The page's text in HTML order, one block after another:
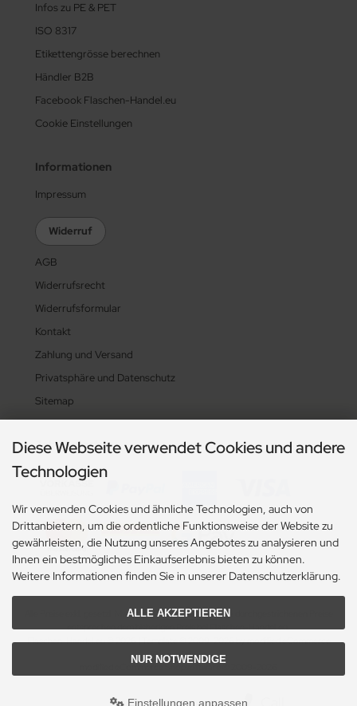
Infos zu PE & PET
ISO 8317
Etikettengrösse berechnen
Händler B2B
Facebook Flaschen-Handel.eu
Cookie Einstellungen
Informationen
Impressum
Widerruf
AGB
Widerrufsrecht
Widerrufsformular
Kontakt
Zahlung und Versand
Privatsphäre und Datenschutz
Sitemap
Zahlungsarten
Alle Preise exkl. gesetzl. MwSt. zzgl.Versandkosten. Die durchgestrichenen Preise
entsprechen dem bisherigen Preis bei Flaschen-Handel.eu.
Flaschen-Handel.eu © 2026 | Template © 2009-2026 by modified eCommerce
Shopsoftware
Diese Webseite verwendet Cookies und andere
Technologien
Wir verwenden Cookies und ähnliche Technologien, auch von
Drittanbietern, um die ordentliche Funktionsweise der Website zu
gewährleisten, die Nutzung unseres Angebotes zu analysieren und
Ihnen ein bestmögliches Einkaufserlebnis bieten zu können.
Weitere Informationen finden Sie in unserer Datenschutzerklärung.
ALLE AKZEPTIEREN
NUR NOTWENDIGE
Einstellungen anpassen